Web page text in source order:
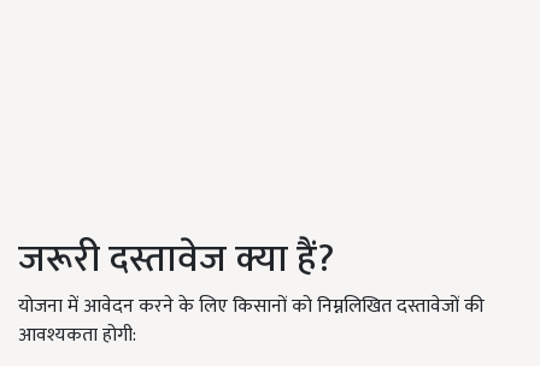
जरूरी दस्तावेज क्या हैं?
योजना में आवेदन करने के लिए किसानों को निम्नलिखित दस्तावेजों की
आवश्यकता होगी: